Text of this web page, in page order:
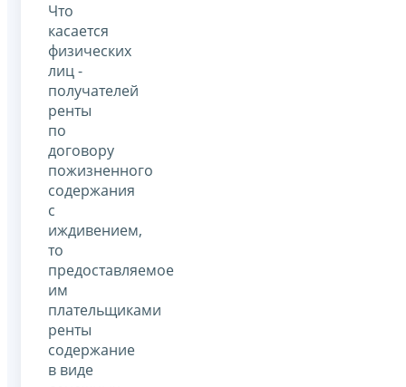
Что
касается
физических
лиц -
получателей
ренты
по
договору
пожизненного
содержания
с
иждивением,
то
предоставляемое
им
плательщиками
ренты
содержание
в виде